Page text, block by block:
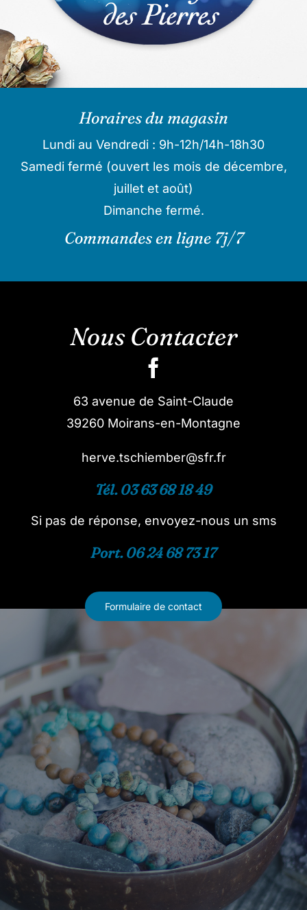
Horaires du magasin
Lundi au Vendredi : 9h-12h/14h-18h30
Samedi fermé (ouvert les mois de décembre,
juillet et août)
Dimanche fermé.
Commandes en ligne 7j/7
Nous Contacter
63 avenue de Saint-Claude
39260 Moirans-en-Montagne
herve.tschiember@sfr.fr
Tél. 03 63 68 18 49
Si pas de réponse, envoyez-nous un sms
Port. 06 24 68 73 17
Formulaire de contact